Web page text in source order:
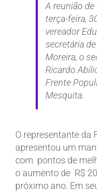
A reunião
terça-feira,
vereador
secretária
Moreira, o
Ricardo
Frente
Mesquita.
O representante da
apresentou um
com pontos de
o aumento de R$
próximo ano. Em